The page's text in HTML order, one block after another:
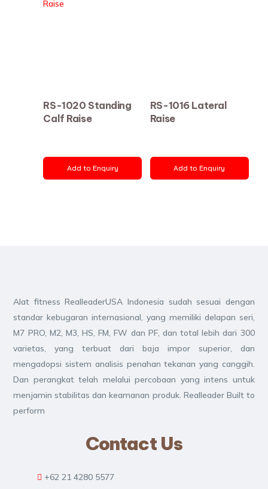
RS-1020 Standing
Calf Raise
Add to Enquiry
RS-1016 Lateral
Raise
Add to Enquiry
Alat fitness RealleaderUSA Indonesia sudah sesuai dengan
standar kebugaran internasional, yang memiliki delapan seri,
M7 PRO, M2, M3, HS, FM, FW dan PF, dan total lebih dari 300
varietas, yang terbuat dari baja impor superior, dan
mengadopsi sistem analisis penahan tekanan yang canggih.
Dan perangkat telah melalui percobaan yang intens untuk
menjamin stabilitas dan keamanan produk. Realleader Built to
perform
Contact Us
+62 21 4280 5577